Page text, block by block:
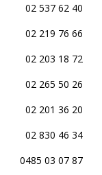
02 537 62 40
02 219 76 66
02 203 18 72
02 265 50 26
02 201 36 20
02 830 46 34
0485 03 07 87